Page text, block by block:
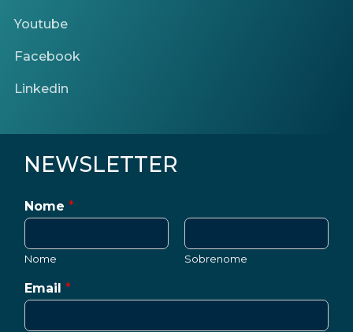
Youtube
Facebook
Linkedin
NEWSLETTER
Nome *
Nome Sobrenome
Email *